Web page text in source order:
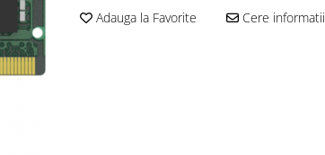
Adauga la Favorite Cere informatii